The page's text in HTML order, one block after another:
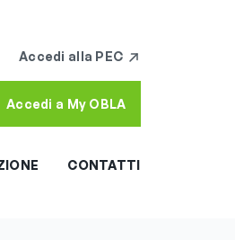
Accedi alla PEC
Accedi a My OBLA
CONTATTI